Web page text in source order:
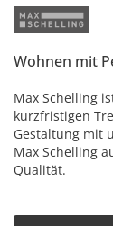
Wohnen mit
Max Schelling
kurzfristigen
Gestaltung mit
Max Schelling
Qualität.